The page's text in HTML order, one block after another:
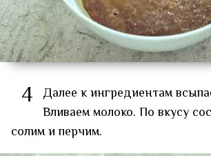
4 Далее к ингредиентам
Вливаем молоко. По вкусу
солим и перчим.